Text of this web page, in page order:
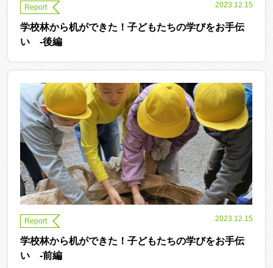
Report 2023.12.15
学校林から机ができた！子どもたちの学びをお手伝
い -後編
Report 2023.12.15
学校林から机ができた！子どもたちの学びをお手伝
い -前編